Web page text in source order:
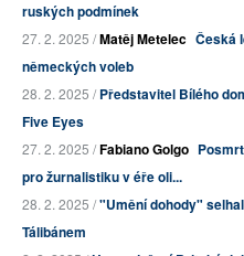
ruských podmínek
27. 2. 2025 /Matěj Metelec Česká
německých voleb
28. 2. 2025 /Představitel Bílého
Five Eyes
27. 2. 2025 /Fabiano Golgo
pro žurnalistiku v éře oli...
28. 2. 2025 /"Umění dohody"
Tálibánem